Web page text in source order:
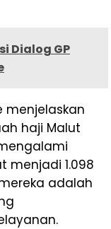
Dialog GP
menjelaskan
haji Malut
menjadi 1.098
adalah